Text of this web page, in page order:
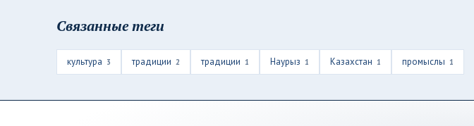
Связанные теги
культура 3 традиции 2 традиции 1 Наурыз 1 Казахстан 1 промыслы 1